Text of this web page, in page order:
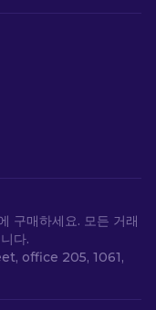
구매하세요. 모든 거래
다.
office 205, 1061,